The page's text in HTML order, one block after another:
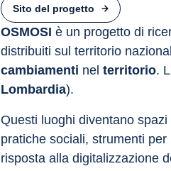
Sito del progetto
OSMOSI è un progetto di
distribuiti sul territorio
cambiamenti nel territorio.
Lombardia).
Questi luoghi diventano
pratiche sociali, strumenti per
risposta alla digitalizzazione